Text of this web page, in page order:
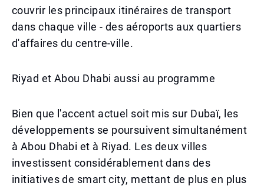
couvrir les principaux itinéraires de transport
dans chaque ville - des aéroports aux quartiers
d'affaires du centre-ville.
Riyad et Abou Dhabi aussi au programme
Bien que l'accent actuel soit mis sur Dubaï, les
développements se poursuivent simultanément
à Abou Dhabi et à Riyad. Les deux villes
investissent considérablement dans des
initiatives de smart city, mettant de plus en plus